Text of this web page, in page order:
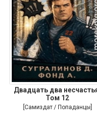
Двадцать два
Том 12
[Самиздат / Попаданцы]